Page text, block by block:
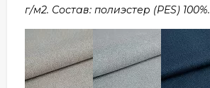
г/м2. Состав: полиэстер (PES) 100%.